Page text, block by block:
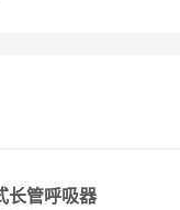
长管呼吸器